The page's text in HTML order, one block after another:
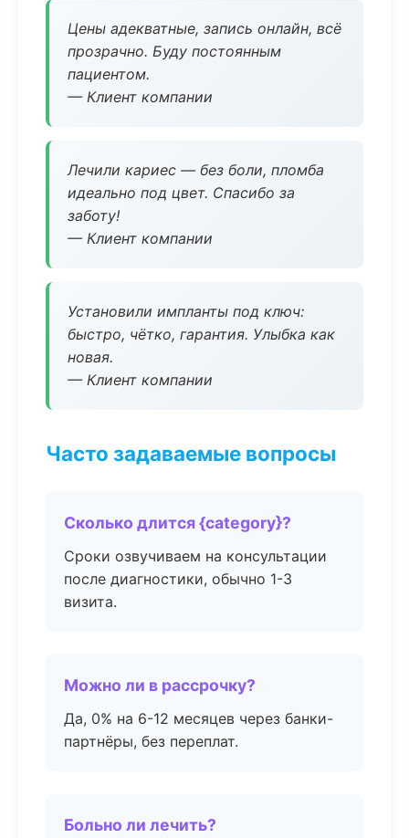
Цены адекватные, запись онлайн, всё
прозрачно. Буду постоянным
пациентом.
— Клиент компании
Лечили кариес — без боли, пломба
идеально под цвет. Спасибо за
заботу!
— Клиент компании
Установили импланты под ключ:
быстро, чётко, гарантия. Улыбка как
новая.
— Клиент компании
Часто задаваемые вопросы
Сколько длится {category}?
Сроки озвучиваем на консультации
после диагностики, обычно 1-3
визита.
Можно ли в рассрочку?
Да, 0% на 6-12 месяцев через банки-
партнёры, без переплат.
Больно ли лечить?